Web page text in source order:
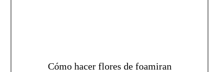
Cómo hacer flores de foamiran